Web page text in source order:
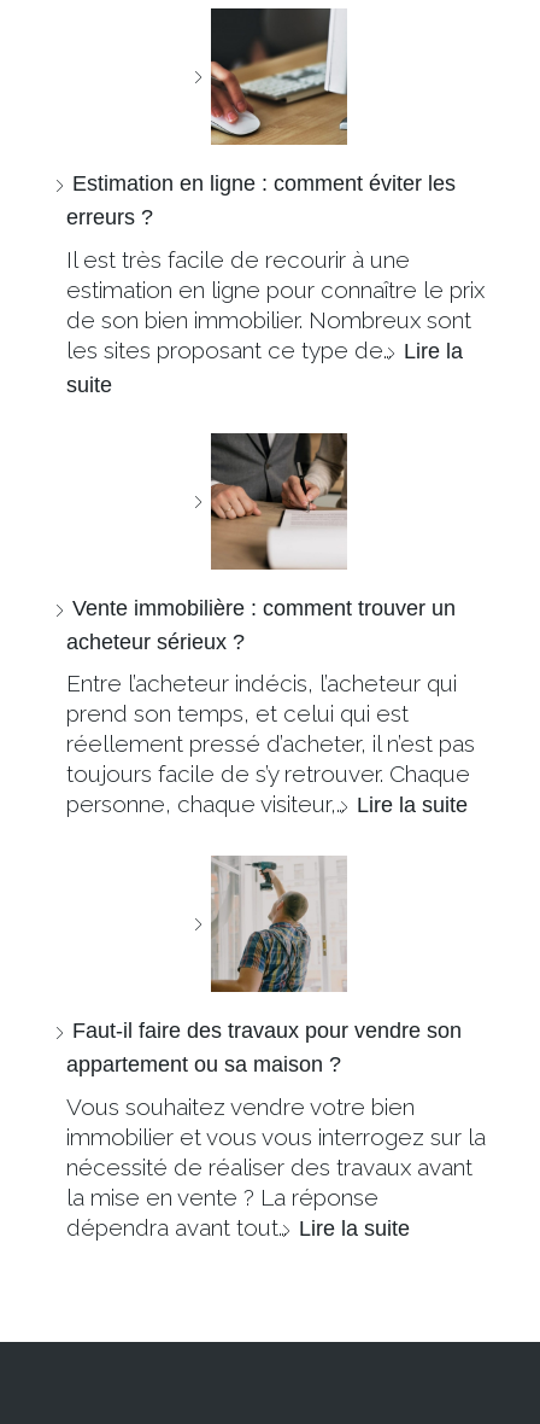
Estimation en ligne : comment éviter les
erreurs ?
Il est très facile de recourir à une
estimation en ligne pour connaître le prix
de son bien immobilier. Nombreux sont
les sites proposant ce type de… Lire la
suite
Vente immobilière : comment trouver un
acheteur sérieux ?
Entre l’acheteur indécis, l’acheteur qui
prend son temps, et celui qui est
réellement pressé d’acheter, il n’est pas
toujours facile de s’y retrouver. Chaque
personne, chaque visiteur,… Lire la suite
Faut-il faire des travaux pour vendre son
appartement ou sa maison ?
Vous souhaitez vendre votre bien
immobilier et vous vous interrogez sur la
nécessité de réaliser des travaux avant
la mise en vente ? La réponse
dépendra avant tout… Lire la suite